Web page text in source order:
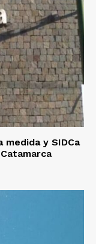
medida y SIDCa